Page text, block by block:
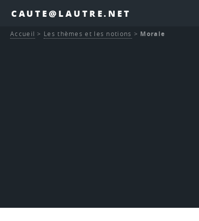
CAUTE@LAUTRE.NET
Accueil > Les thèmes et les notions > Morale